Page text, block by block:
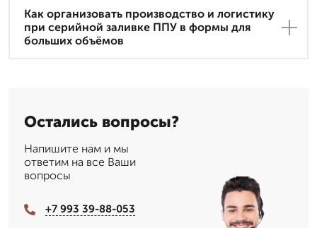
Как организовать производство и логистику
при серийной заливке ППУ в формы для
больших объёмов
Остались вопросы?
Напишите нам и мы
ответим на все Ваши
вопросы
+7 993 39-88-053